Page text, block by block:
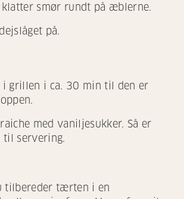
smør rundt på æblerne.
på.
grillen i ca. 30 min til den er
med vaniljesukker. Så er
servering.
tilbereder tærten i en